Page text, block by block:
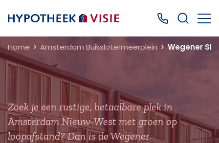
Terug naar home Bel ons: 0499
Home Amsterdam Buikslotermeerplein Wegener
Zoek je een rustige, betaalbare plek in
Amsterdam Nieuw-West met groen op
loopafstand? Dan is de Wegener